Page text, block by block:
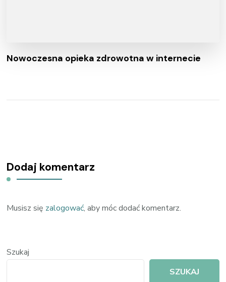
Nowoczesna opieka zdrowotna w internecie
Dodaj komentarz
Musisz się zalogować, aby móc dodać komentarz.
Szukaj
SZUKAJ